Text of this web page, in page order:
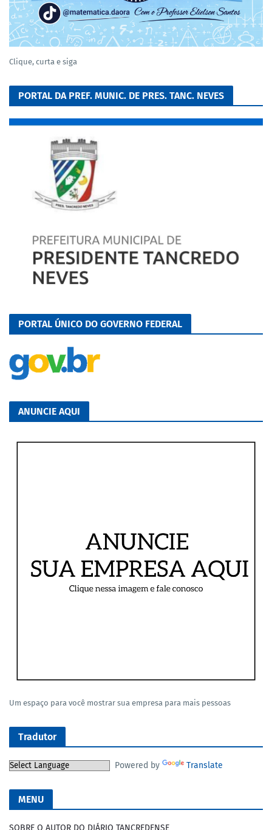
Clique, curta e siga
PORTAL DA PREF. MUNIC. DE PRES. TANC. NEVES
PORTAL ÚNICO DO GOVERNO FEDERAL
ANUNCIE AQUI
Um espaço para você mostrar sua empresa para mais pessoas
Tradutor
Powered by Translate
MENU